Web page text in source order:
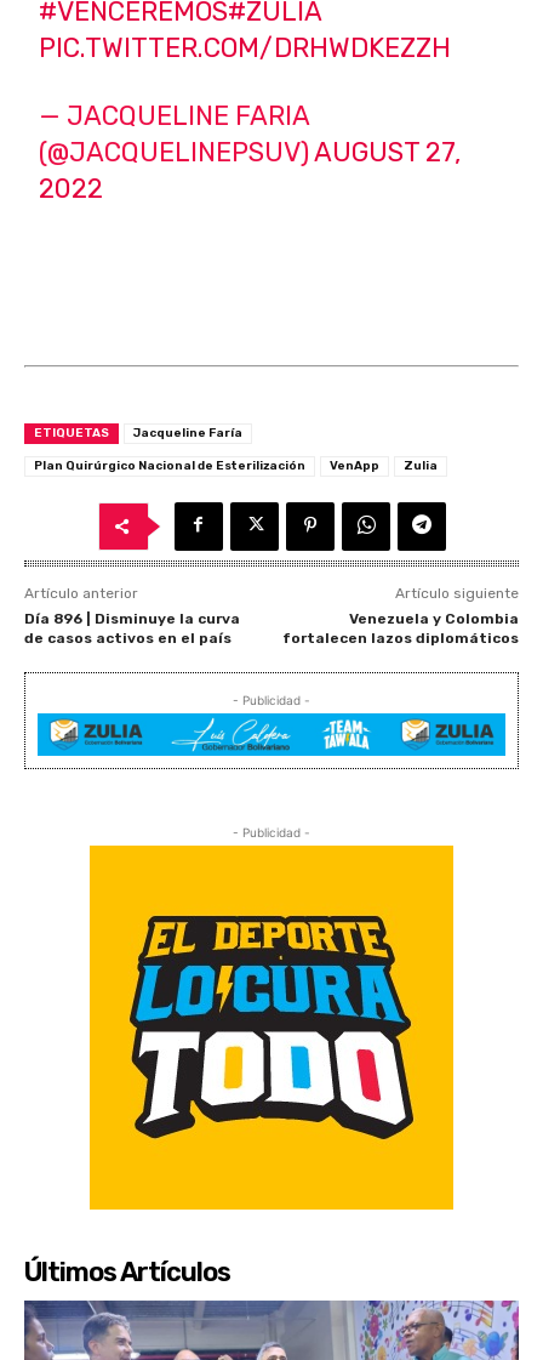
#VENCEREMOS#ZULIA
PIC.TWITTER.COM/DRHWDKEZZH
— JACQUELINE FARIA
(@JACQUELINEPSUV)AUGUST 27,
2022
ETIQUETAS Jacqueline Faría
Plan Quirúrgico Nacional de Esterilización VenApp Zulia
Artículo anterior
Día 896 | Disminuye la curva
de casos activos en el país
Artículo siguiente
Venezuela y Colombia
fortalecen lazos diplomáticos
- Publicidad -
- Publicidad -
Últimos Artículos